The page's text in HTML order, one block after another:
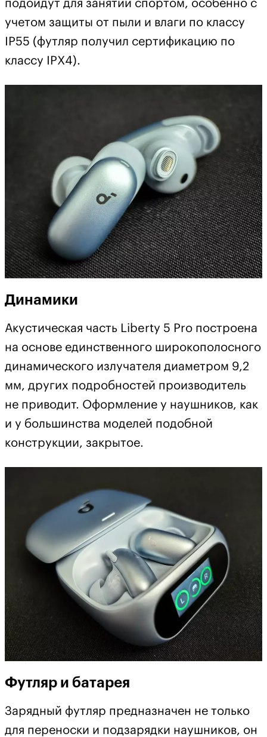
подойдут для занятий спортом, особенно с
учетом защиты от пыли и влаги по классу
IP55 (футляр получил сертификацию по
классу IPX4).
Динамики
Акустическая часть Liberty 5 Pro построена
на основе единственного широкополосного
динамического излучателя диаметром 9,2
мм, других подробностей производитель
не приводит. Оформление у наушников, как
и у большинства моделей подобной
конструкции, закрытое.
Футляр и батарея
Зарядный футляр предназначен не только
для переноски и подзарядки наушников, он